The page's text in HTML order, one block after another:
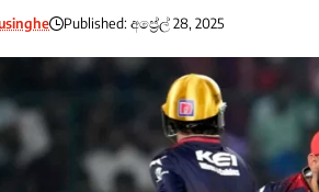
Published: අප්‍රේල් 28, 2025